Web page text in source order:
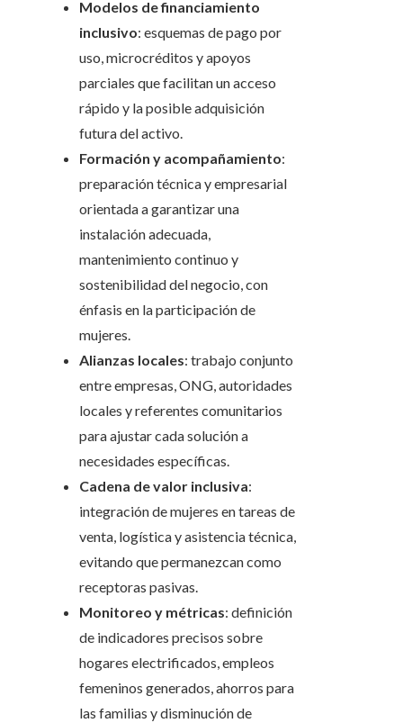
Modelos de financiamiento
inclusivo: esquemas de pago por
uso, microcréditos y apoyos
parciales que facilitan un acceso
rápido y la posible adquisición
futura del activo.
Formación y acompañamiento:
preparación técnica y empresarial
orientada a garantizar una
instalación adecuada,
mantenimiento continuo y
sostenibilidad del negocio, con
énfasis en la participación de
mujeres.
Alianzas locales: trabajo conjunto
entre empresas, ONG, autoridades
locales y referentes comunitarios
para ajustar cada solución a
necesidades específicas.
Cadena de valor inclusiva:
integración de mujeres en tareas de
venta, logística y asistencia técnica,
evitando que permanezcan como
receptoras pasivas.
Monitoreo y métricas: definición
de indicadores precisos sobre
hogares electrificados, empleos
femeninos generados, ahorros para
las familias y disminución de